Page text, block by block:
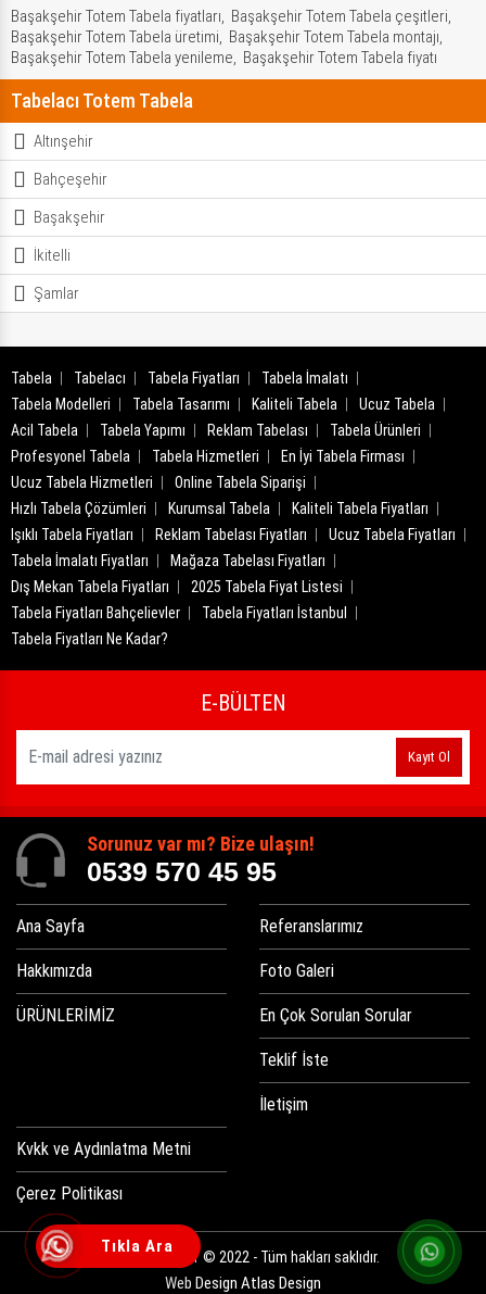
Başakşehir Totem Tabela fiyatları, Başakşehir Totem Tabela çeşitleri,
Başakşehir Totem Tabela üretimi, Başakşehir Totem Tabela montajı,
Başakşehir Totem Tabela yenileme, Başakşehir Totem Tabela fiyatı
Tabelacı Totem Tabela
Altınşehir
Bahçeşehir
Başakşehir
İkitelli
Şamlar
Tabela Tabelacı Tabela Fiyatları
Tabela İmalatı
Tabela Modelleri
Tabela Tasarımı Kaliteli Tabela
Ucuz Tabela
Acil Tabela
Tabela Yapımı Reklam Tabelası
Tabela Ürünleri
Profesyonel Tabela
Tabela Hizmetleri
En İyi Tabela Firması
Ucuz Tabela Hizmetleri
Online Tabela Siparişi
Hızlı Tabela Çözümleri
Kurumsal Tabela
Kaliteli Tabela Fiyatları
Işıklı Tabela Fiyatları
Reklam Tabelası Fiyatları
Ucuz Tabela Fiyatları
Tabela İmalatı Fiyatları
Mağaza Tabelası Fiyatları
Dış Mekan Tabela Fiyatları
2025 Tabela Fiyat Listesi
Tabela Fiyatları Bahçelievler
Tabela Fiyatları İstanbul
Tabela Fiyatları Ne Kadar?
E-BÜLTEN
Kayıt Ol
Sorunuz var mı? Bize ulaşın!
0539 570 45 95
Ana Sayfa
Hakkımızda
ÜRÜNLERİMİZ
Referanslarımız
Foto Galeri
En Çok Sorulan Sorular
Teklif İste
İletişim
Kvkk ve Aydınlatma Metni
Çerez Politikası
Ucuz Kutu Harf © 2022 - Tüm hakları saklıdır.
Web Design Atlas Design
Tıkla Ara